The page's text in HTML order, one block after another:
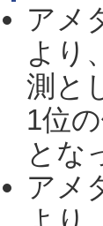
アメ
より
測と
1位
とな
アメ